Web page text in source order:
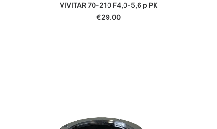
VIVITAR 70-210 F4,0-5,6 p PK
€29.00